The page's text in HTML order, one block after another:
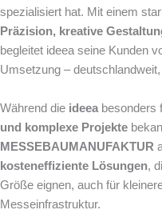
spezialisiert hat. Mit einem
Präzision, kreative
begleitet ideea seine Kunden
Umsetzung –
Während die ideea besonders
und komplexe Projekte
MESSEBAUMANUFAKTUR
kosteneffiziente Lösungen,
Größe eignen, auch für
Messeinfrastruktur.